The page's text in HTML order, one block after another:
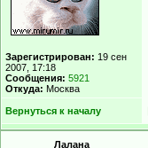
Зарегистрирован: 19 сен
2007, 17:18
Сообщения: 5921
Откуда: Москва
Вернуться к началу
Лалана